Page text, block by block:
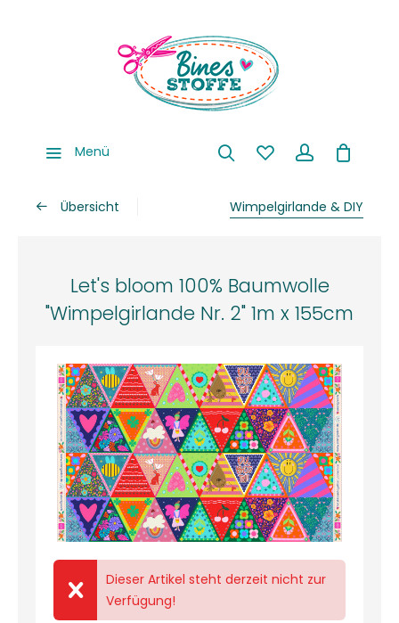
Menü
Übersicht Wimpelgirlande & DIY
Let's bloom 100% Baumwolle
"Wimpelgirlande Nr. 2" 1m x 155cm
Dieser Artikel steht derzeit nicht zur
Verfügung!